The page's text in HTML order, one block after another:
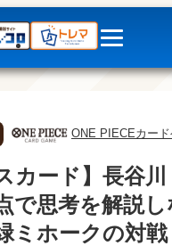
ONE PIECEカード
カード】長谷
で思考を解説し
ミホークの対戦